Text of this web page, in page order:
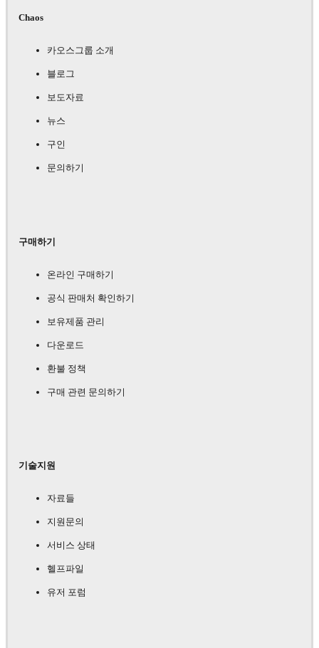
Chaos
카오스그룹 소개
블로그
보도자료
뉴스
구인
문의하기
구매하기
온라인 구매하기
공식 판매처 확인하기
보유제품 관리
다운로드
환불 정책
구매 관련 문의하기
기술지원
자료들
지원문의
서비스 상태
헬프파일
유저 포럼